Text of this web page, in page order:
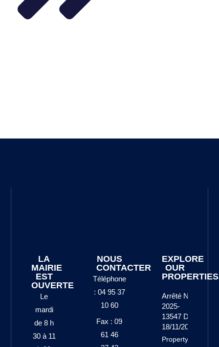
LA
MAIRIE
EST
OUVERTE
Le
mardi
de 8 h
30 à 11
NOUS
CONTACTER
Téléphone
: 04 95 37
10 60
Fax : 09
61 46
EXPLORE
OUR
PROPERTIES
Arrêté N°
2025-
13547 Du
18/11/2025
Property